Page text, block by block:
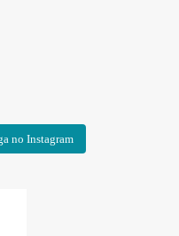
no Instagram